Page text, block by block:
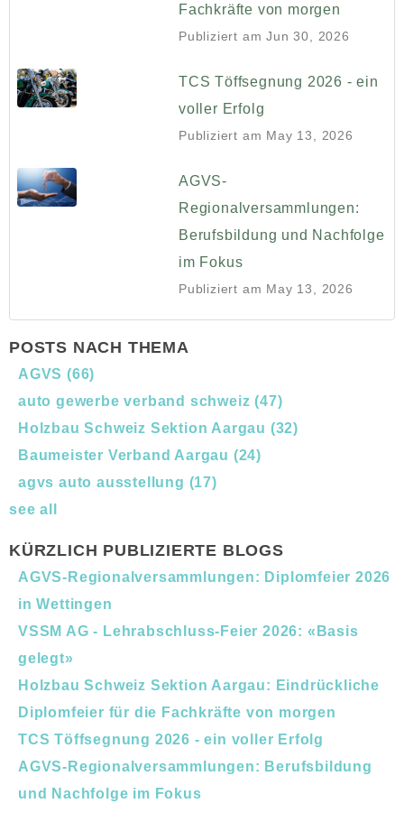
Fachkräfte von morgen
Publiziert am Jun 30, 2026
TCS Töffsegnung 2026 - ein
voller Erfolg
Publiziert am May 13, 2026
AGVS-
Regionalversammlungen:
Berufsbildung und Nachfolge
im Fokus
Publiziert am May 13, 2026
POSTS NACH THEMA
AGVS (66)
auto gewerbe verband schweiz(47)
Holzbau Schweiz Sektion Aargau (32)
Baumeister Verband Aargau (24)
agvs auto ausstellung (17)
see all
KÜRZLICH PUBLIZIERTE BLOGS
AGVS-Regionalversammlungen: Diplomfeier 2026
in Wettingen
VSSM AG - Lehrabschluss-Feier 2026: «Basis
gelegt»
Holzbau Schweiz Sektion Aargau: Eindrückliche
Diplomfeier für die Fachkräfte von morgen
TCS Töffsegnung 2026 - ein voller Erfolg
AGVS-Regionalversammlungen: Berufsbildung
und Nachfolge im Fokus